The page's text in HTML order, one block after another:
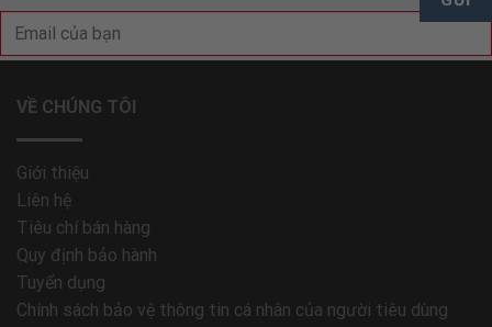
VỀ CHÚNG TÔI
Giới thiệu
Liên hệ
Tiêu chí bán hàng
Quy định bảo hành
Tuyển dụng
Chính sách bảo vệ thông tin cá nhân của người tiêu dùng